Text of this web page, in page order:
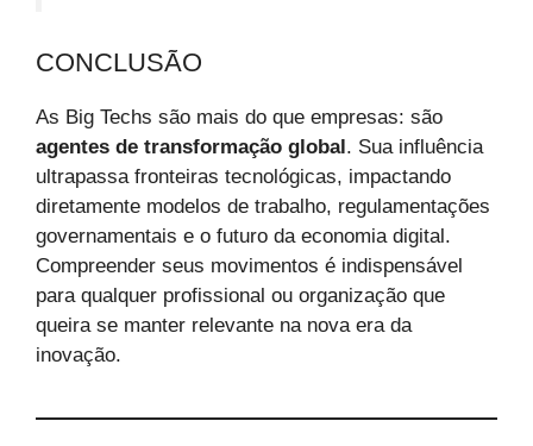
CONCLUSÃO
As Big Techs são mais do que empresas: são
agentes de transformação global . Sua influência
ultrapassa fronteiras tecnológicas, impactando
diretamente modelos de trabalho, regulamentações
governamentais e o futuro da economia digital.
Compreender seus movimentos é indispensável
para qualquer profissional ou organização que
queira se manter relevante na nova era da
inovação.